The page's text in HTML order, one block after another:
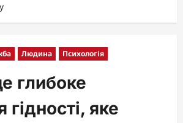
Людина Психологія
глибоке
гідності, яке